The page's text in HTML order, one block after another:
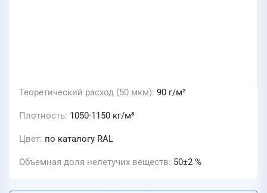
Теоретический расход (50 мкм) 90 г/м²
Плотность 1050-1150 кг/м³
Цвет по каталогу RAL
Объемная доля нелетучих веществ 50±2 %